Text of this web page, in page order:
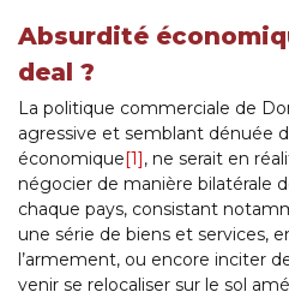
Absurdité
deal ?
La politique commerciale de
agressive et semblant dénuée
économique [1] , ne serait en
négocier de manière bilatérale
chaque pays, consistant
une série de biens et services,
l’armement, ou encore inciter
venir se relocaliser sur le sol